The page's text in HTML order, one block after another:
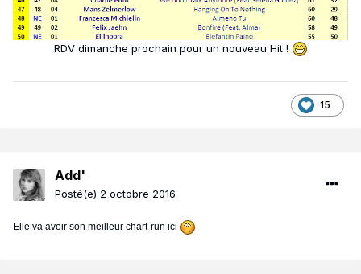
RDV dimanche prochain pour un nouveau Hit !
15
Add'
Posté(e) 2 octobre 2016
Elle va avoir son meilleur chart-run ici